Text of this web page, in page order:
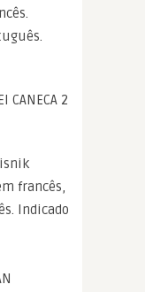
CANECA 2
francês,
Indicado